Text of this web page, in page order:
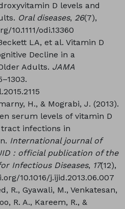
D levels and
Oral diseases, 26(7),
10.1111/odi.13360
LA, et al. Vitamin D
Decline in a
Adults. JAMA
H., & Mograbi, J. (2013).
serum levels of vitamin D
infections in
International journal of
: official publication of the
Infectious Diseases, 17(12),
10.1016/j.ijid.2013.06.007
R., Gyawali, M., Venkatesan,
R. A., Kareem, R., &